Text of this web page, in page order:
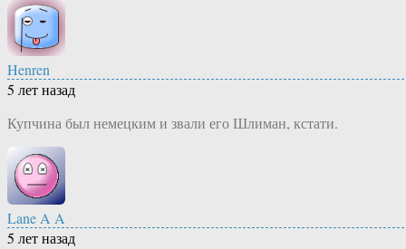
Henren
5 лет назад
Купчина был немецким и звали его Шлиман, кстати.
Lane A A
5 лет назад